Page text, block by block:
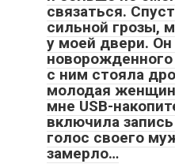
связаться.
сильной грозы,
у моей двери.
с ним стояла
молодая
мне USB-
включила
голос своего
замерло…